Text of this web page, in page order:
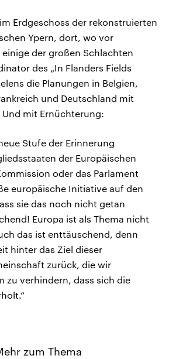
Erdgeschoss der rekonstruierten
Ypern, dort, wo vor
der großen Schlachten
des „In Flanders Fields
die Planungen in Belgien,
und Deutschland mit
mit Ernüchterung:
Stufe der Erinnerung
der Europäischen
oder das Parlament
europäische Initiative auf den
sie das noch nicht getan
Europa ist als Thema nicht
das ist enttäuschend, denn
hinter das Ziel dieser
zurück, die wir
zu verhindern, dass sich die
zum Thema